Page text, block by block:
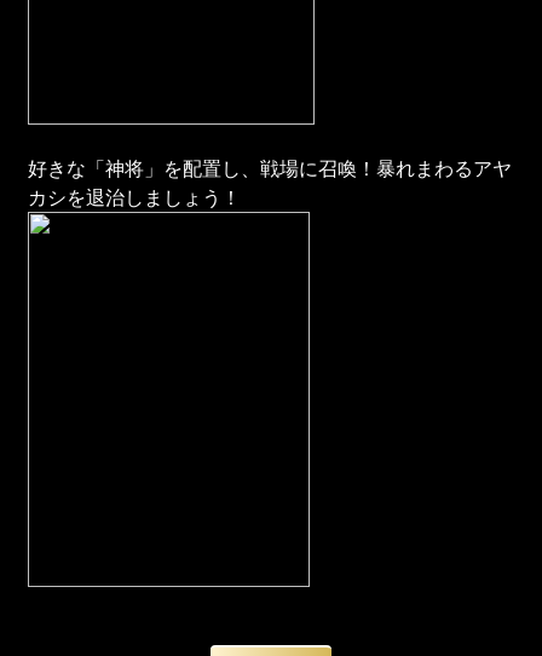
好きな「神将」を配置し、戦場に召喚！暴れまわるアヤ
カシを退治しましょう！